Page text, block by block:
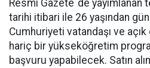
Resmi Gazete´de yayımlanan
tarihi itibari ile 26 yaşından
Cumhuriyeti vatandaşı ve
hariç bir yükseköğretim
başvuru yapabilecek. Satın